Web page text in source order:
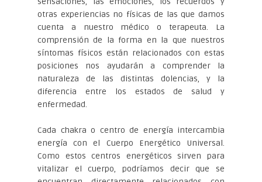
otras experiencias no físicas de las que damos
cuenta a nuestro médico o terapeuta. La
comprensión de la forma en la que nuestros
síntomas físicos están relacionados con estas
posiciones nos ayudarán a comprender la
naturaleza de las distintas dolencias, y la
diferencia entre los estados de salud y
enfermedad.
Cada chakra o centro de energía intercambia
energía con el Cuerpo Energético Universal.
Como estos centros energéticos sirven para
vitalizar el cuerpo, podríamos decir que se